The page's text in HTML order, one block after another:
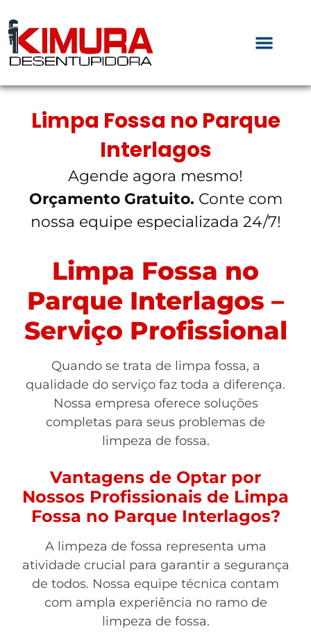
Limpa Fossa no Parque
Interlagos
Agende agora mesmo!
Orçamento Gratuito. Conte com
nossa equipe especializada 24/7!
Limpa Fossa no
Parque Interlagos –
Serviço Profissional
Quando se trata de limpa fossa, a
qualidade do serviço faz toda a diferença.
Nossa empresa oferece soluções
completas para seus problemas de
limpeza de fossa.
Vantagens de Optar por
Nossos Profissionais de Limpa
Fossa no Parque Interlagos?
A limpeza de fossa representa uma
atividade crucial para garantir a segurança
de todos. Nossa equipe técnica contam
com ampla experiência no ramo de
limpeza de fossa.